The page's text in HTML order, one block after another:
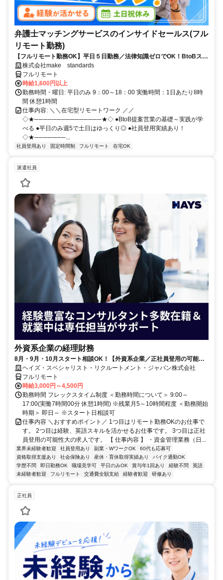
弁護士マッチングサービスのインサイドセールス(フル
リモート勤務)
【フルリモート勤務OK】平日５日勤務／法律知識ゼロでOK！BtoBスキ
ルが身につく営業職
株式会社make standards
フルリモート
時給1,600円以上
勤務時間・曜日: 平日のみ 9：00～18：00 実働時間：1日あたり8時
間 休憩1時間
仕事内容: ＼＼在宅型リモートワーク ／／
◇★───────────────★◇ ●BtoB提案営業の基礎～実践が学
べる ●平日のみ週5で土日はゆっくり◎ ●社員登用実績あり！
◇★───────...
社員登用あり 固定時間制 フルリモート 在宅OK
派遣社員
外資系企業の経理財務
8月・9月・10月スタート相談OK！【外資系企業／正社員登用の可能性
大／700万～800万／リモート勤務OK】経理財務
ヘイズ・スペシャリスト・リクルートメント・ジャパン株式会社
フルリモート
時給3,000円～4,500円
勤務時間 フレックスタイム制度 ＜勤務時間について＞ 9:00～
17:00(実働7時間00分 休憩1時間) ※残業月5～10時間程度 ＜勤務開始
時期＞ 即日～ ※スタート日相談可
仕事内容 ＼おすすめポイント／ 1つ目はリモート勤務OKのお仕事で
す。 2つ目は経験、英語スキルを活かせるお仕事です。 3つ目は正社
員登用の可能性大の求人です。 【 仕事内容 】 ・資金管理業務（日...
業界未経験者歓迎 社員登用あり 副業・WワークOK
60代も応募可
資格取得支援あり
社会保険あり 産休・育休取得実績あり
バイク通勤OK
学歴不問
即日勤務OK 職場見学可 平日のみOK 賞与年1回あり 経験不問
英語
未経験者歓迎
フルリモート 交通費全額支給 経験者歓迎 研修あり
正社員